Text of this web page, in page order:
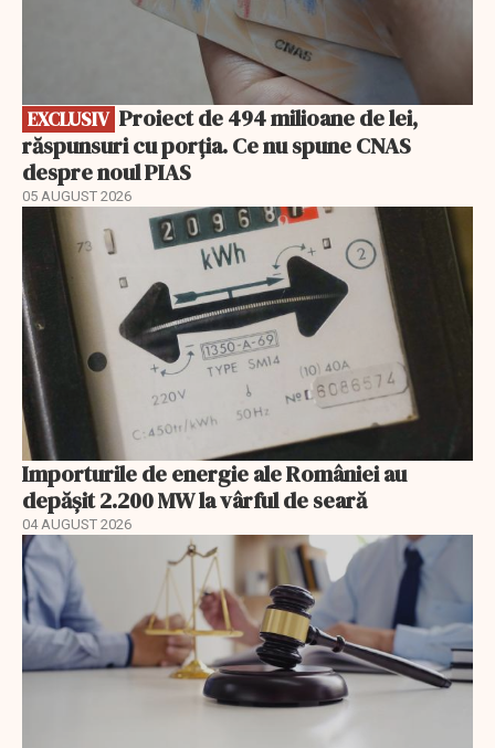
EXCLUSIV
răspunsuri cu porția. Ce nu spune CNAS
despre noul PIAS
05 AUGUST 2026
Importurile de energie ale României au
depășit 2.200 MW la vârful de seară
04 AUGUST 2026